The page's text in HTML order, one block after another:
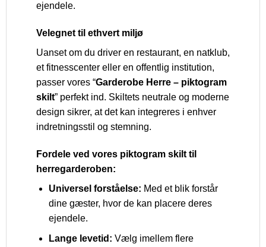
ejendele.
Velegnet til ethvert miljø
Uanset om du driver en restaurant, en natklub,
et fitnesscenter eller en offentlig institution,
passer vores “Garderobe Herre – piktogram
skilt” perfekt ind. Skiltets neutrale og moderne
design sikrer, at det kan integreres i enhver
indretningsstil og stemning.
Fordele ved vores piktogram skilt til
herregarderoben:
Universel forståelse: Med et blik forstår
dine gæster, hvor de kan placere deres
ejendele.
Lange levetid: Vælg imellem flere